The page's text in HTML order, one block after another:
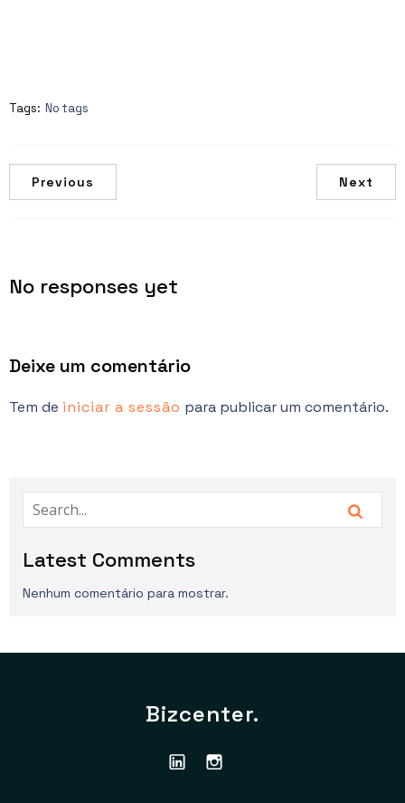
Tags: No tags
Previous Next
No responses yet
Deixe um comentário
Tem de iniciar a sessão para publicar um comentário.
Latest Comments
Nenhum comentário para mostrar.
Bizcenter.